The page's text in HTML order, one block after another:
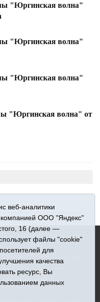
"Юргинская волна"
"Юргинская волна"
"Юргинская волна"
"Юргинская волна" от
«Новости Юргинского
№ ФС 77 - 66052 выдан
в сфере связи,
веб-аналитики
компанией ООО "Яндекс"
16 (далее —
файлы "cookie"
для
качества
ресурс, Вы
данных